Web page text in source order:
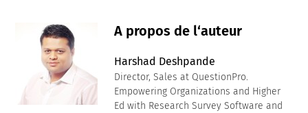
A propos de l‘auteur
Harshad Deshpande
Director, Sales at QuestionPro.
Empowering Organizations and Higher
Ed with Research Survey Software and